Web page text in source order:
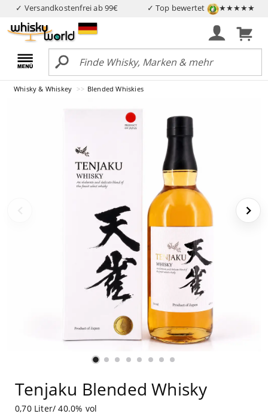
✓ Versandkostenfrei ab 99€ ✓ Top bewertet ★★★★★
Whisky & Whiskey Blended Whiskies
Tenjaku Blended Whisky
0,70 Liter/ 40.0% vol